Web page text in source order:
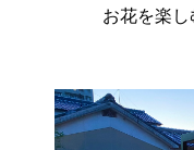
お花を楽